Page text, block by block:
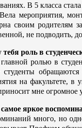
В 5 класса
мероприятия,
своим родителям
не подводить,
роль в
ролью в
на факультете,
мне огромное
яркое
много, но